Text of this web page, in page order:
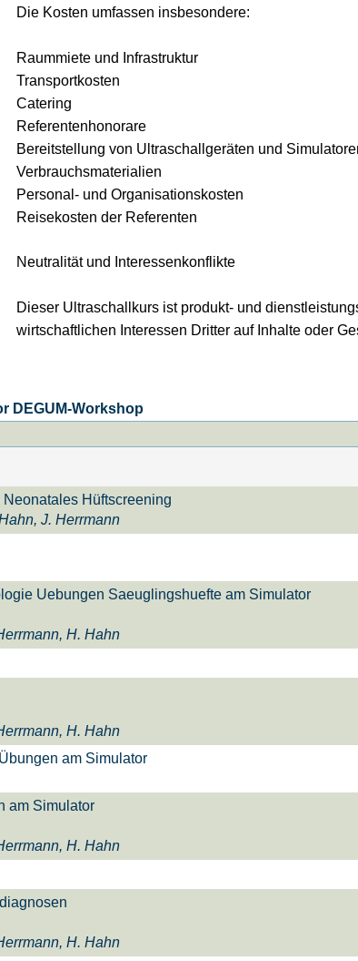
Die Kosten umfassen insbesondere:
Raummiete und Infrastruktur
Transportkosten
Catering
Referentenhonorare
Bereitstellung von Ultraschallgeräten und
Verbrauchsmaterialien
Personal- und Organisationskosten
Reisekosten der Referenten
Neutralität und Interessenkonflikte
Dieser Ultraschallkurs ist produkt- und
wirtschaftlichen Interessen Dritter auf Inhalte oder
DEGUM-Workshop
Hüftscreening
J. Herrmann
Uebungen Saeuglingshuefte am Simulator
H. Hahn
H. Hahn
am Simulator
am Simulator
H. Hahn
H. Hahn